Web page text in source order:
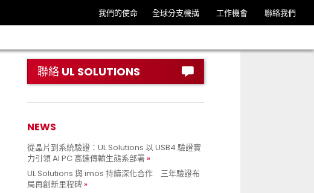
我們的使命 全球分支機搆 工作機會 聯絡我們
聯絡 UL SOLUTIONS
NEWS
從晶片到系統驗證：UL Solutions 以 USB4 驗證實
力引領 AI PC 高速傳輸生態系部署
UL Solutions 與 imos 持續深化合作 三年驗證布
局再創新里程碑